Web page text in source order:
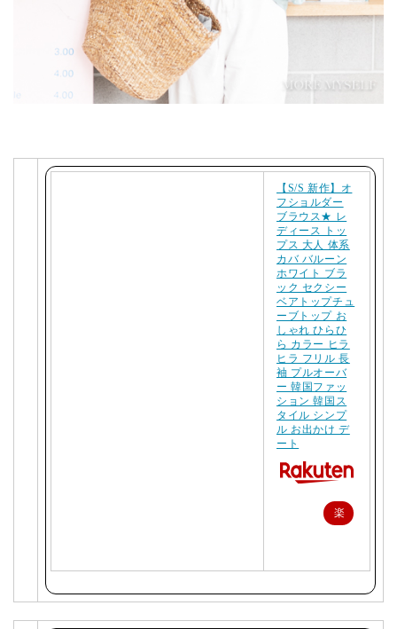
【S/S 新作】オ
フショルダー
ブラウス★ レ
ディース トッ
プス 大人 体系
カバ バルーン
ホワイト ブラ
ック セクシー
ベアトップチュ
ーブトップ お
しゃれ ひらひ
ら カラー ヒラ
ヒラ フリル 長
袖 プルオーバ
ー 韓国ファッ
ション 韓国ス
タイル シンプ
ル お出かけ デ
ート
楽